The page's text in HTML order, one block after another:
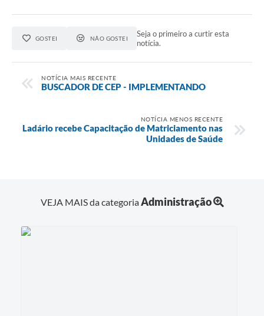
GOSTEI NÃO GOSTEI
Seja o primeiro a curtir esta
notícia.
NOTÍCIA MAIS RECENTE
BUSCADOR DE CEP - IMPLEMENTANDO
NOTÍCIA MENOS RECENTE
Ladário recebe Capacitação de Matriciamento nas
Unidades de Saúde
VEJA MAIS da categoriaAdministração